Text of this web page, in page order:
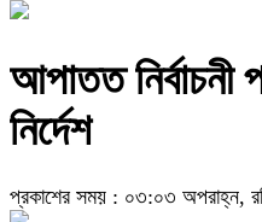
আপাতত নির্বাচনী
নির্দেশ
প্রকাশের সময় : ০৩:০৩ অপরাহ্ন,